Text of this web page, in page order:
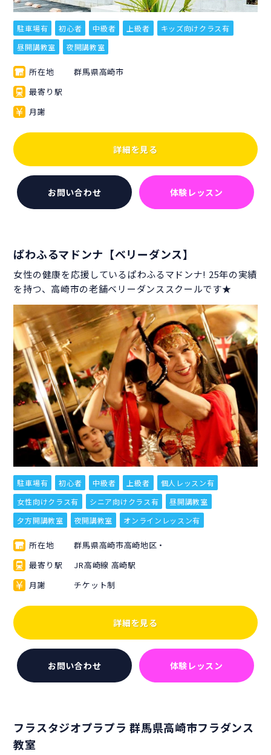
駐車場有 初心者 中級者 上級者
キッズ向けクラス有
昼開講教室
夜開講教室
所在地
群馬県高崎市
最寄り駅
月謝
詳細を見る
お問い合わせ 体験レッスン
ぱわふるマドンナ【ベリーダンス】
女性の健康を応援しているぱわふるマドンナ! 25年の実績
を持つ、高崎市の老舗ベリーダンススクールです★
駐車場有 初心者 中級者 上級者
個人レッスン有
女性向けクラス有
シニア向けクラス有
昼開講教室
夕方開講教室
夜開講教室 オンラインレッスン有
所在地
群馬県高崎市高崎地区・
最寄り駅
JR高崎線 高崎駅
月謝
チケット制
詳細を見る
お問い合わせ 体験レッスン
フラスタジオプラプラ 群馬県高崎市フラダンス
教室